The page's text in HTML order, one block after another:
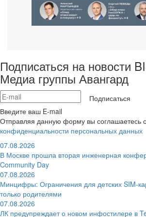
Подписаться на новости
Медиа группы Авангард
Подписаться
Введите ваш E-mail
Отправляя данную форму вы соглашаетесь с
конфиденциальности персональных данных
07.08.2026
В Москве прошла вторая инженерная
Community Day
07.08.2026
Минцифры: Ограничения для детских SIM-
только родителями
07.08.2026
ЛК предупреждает о новом инфостилере в